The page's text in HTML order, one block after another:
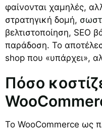
φαίνονται χαμηλές,
στρατηγική δομή,
βελτιστοποίηση, SEO
παράδοση. Το
shop που «υπάρχει»,
Πόσο
Το WooCommerce ως